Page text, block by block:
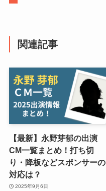
関連記事
【最新】永野芽郁の出演
CM一覧まとめ！打ち切
り・降板などスポンサーの
対応は？
2025年9月6日